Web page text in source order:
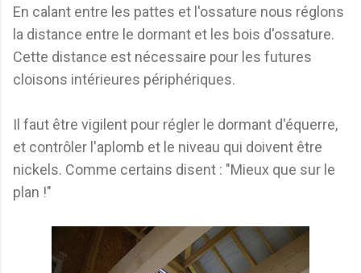
En calant entre les pattes et l'ossature nous réglons
la distance entre le dormant et les bois d'ossature.
Cette distance est nécessaire pour les futures
cloisons intérieures périphériques.
Il faut être vigilent pour régler le dormant d'équerre,
et contrôler l'aplomb et le niveau qui doivent être
nickels. Comme certains disent : "Mieux que sur le
plan !"